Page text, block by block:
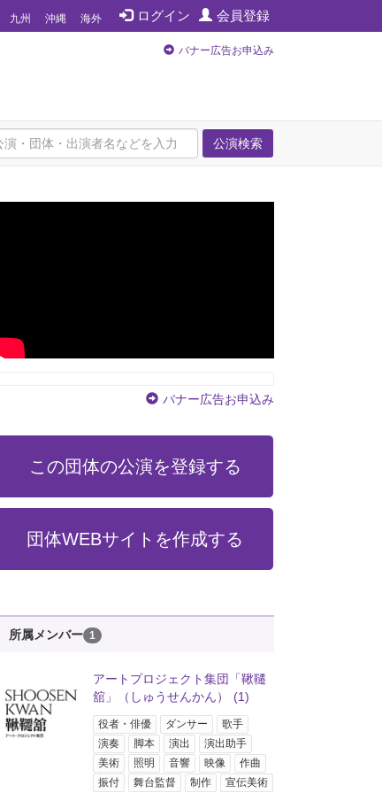
ログイン 会員登録
九州 沖縄 海外
バナー広告お申込み
公演検索
バナー広告お申込み
この団体の公演を登録する
団体WEBサイトを作成する
所属メンバー 1
アートプロジェクト集団「鞦韆
舘」（しゅうせんかん）
(1)
役者・俳優 ダンサー
歌手
演奏
脚本 演出
演出助手
美術
照明 音響 映像
作曲
振付
舞台監督 制作 宣伝美術